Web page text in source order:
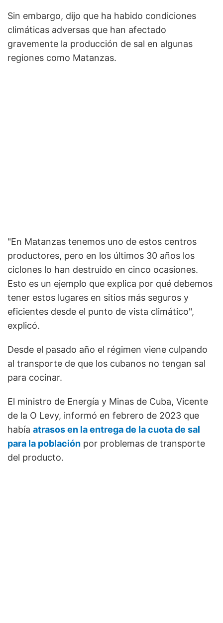
Sin embargo, dijo que ha habido condiciones
climáticas adversas que han afectado
gravemente la producción de sal en algunas
regiones como Matanzas.
"En Matanzas tenemos uno de estos centros
productores, pero en los últimos 30 años los
ciclones lo han destruido en cinco ocasiones.
Esto es un ejemplo que explica por qué debemos
tener estos lugares en sitios más seguros y
eficientes desde el punto de vista climático",
explicó.
Desde el pasado año el régimen viene culpando
al transporte de que los cubanos no tengan sal
para cocinar.
El ministro de Energía y Minas de Cuba, Vicente
de la O Levy, informó en febrero de 2023 que
había atrasos en la entrega de la cuota de sal
para la población por problemas de transporte
del producto.